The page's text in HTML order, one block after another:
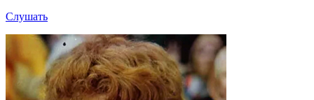
Слушать